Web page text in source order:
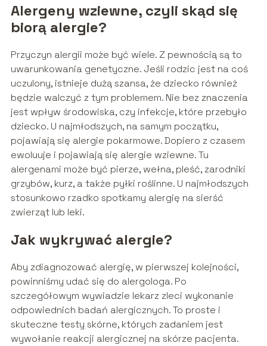
Alergeny wziewne, czyli skąd się
biorą alergie?
Przyczyn alergii może być wiele. Z pewnością są to
uwarunkowania genetyczne. Jeśli rodzic jest na coś
uczulony, istnieje dużą szansa, że dziecko również
będzie walczyć z tym problemem. Nie bez znaczenia
jest wpływ środowiska, czy infekcje, które przebyło
dziecko. U najmłodszych, na samym początku,
pojawiają się alergie pokarmowe. Dopiero z czasem
ewoluuje i pojawiają się alergie wziewne. Tu
alergenami może być pierze, wełna, pleść, zarodniki
grzybów, kurz, a także pyłki roślinne. U najmłodszych
stosunkowo rzadko spotkamy alergię na sierść
zwierząt lub leki.
Jak wykrywać alergie?
Aby zdiagnozować alergię, w pierwszej kolejności,
powinniśmy udać się do alergologa. Po
szczegółowym wywiadzie lekarz zleci wykonanie
odpowiednich badań alergicznych. To proste i
skuteczne testy skórne, których zadaniem jest
wywołanie reakcji alergicznej na skórze pacjenta.